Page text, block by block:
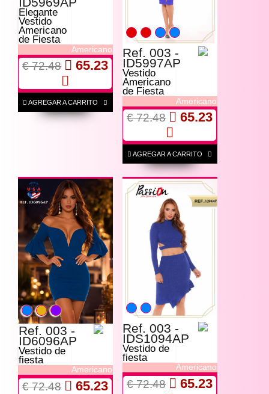
Elegante
Vestido
Americano
de Fiesta
Americano
€ 72.48 65.23
AGREGAR A CARRITO
Ref. 003 -
ID5997AP
Vestido
Americano
de Fiesta
Americano
€ 72.48 65.23
AGREGAR A CARRITO
Ref. 003 -
ID6096AP
Vestido de
fiesta
Americano
€ 72.48 65.23
Ref. 003 -
IDS1094AP
Vestido de
fiesta
Americano
€ 72.48 65.23